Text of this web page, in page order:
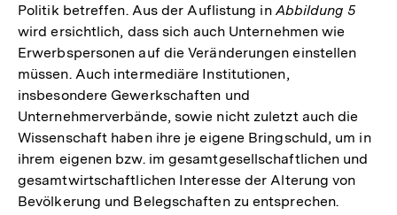
Politik betreffen. Aus der Auflistung in Abbildung 5
wird ersichtlich, dass sich auch Unternehmen wie
Erwerbspersonen auf die Veränderungen einstellen
müssen. Auch intermediäre Institutionen,
insbesondere Gewerkschaften und
Unternehmerverbände, sowie nicht zuletzt auch die
Wissenschaft haben ihre je eigene Bringschuld, um in
ihrem eigenen bzw. im gesamtgesellschaftlichen und
gesamtwirtschaftlichen Interesse der Alterung von
Bevölkerung und Belegschaften zu entsprechen.